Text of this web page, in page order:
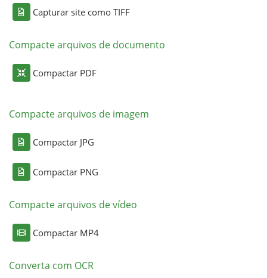
Capturar site como TIFF
Compacte arquivos de documento
Compactar PDF
Compacte arquivos de imagem
Compactar JPG
Compactar PNG
Compacte arquivos de vídeo
Compactar MP4
Converta com OCR